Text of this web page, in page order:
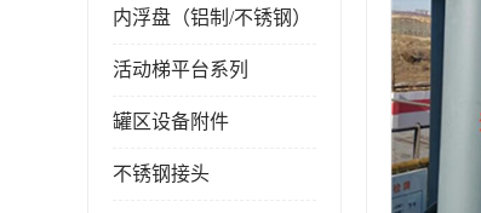
内浮盘（铝制/不锈钢）
活动梯平台系列
罐区设备附件
不锈钢接头